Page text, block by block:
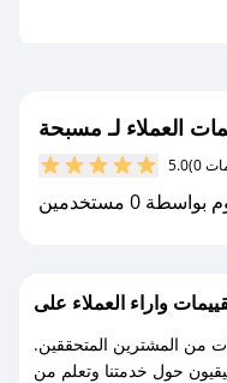
العملاء لـ مسبحة
5.0
من المشترين المتحققين.
حول خدمتنا وتعلم من